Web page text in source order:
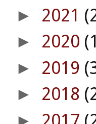
► 2021
► 2020
► 2019
► 2018